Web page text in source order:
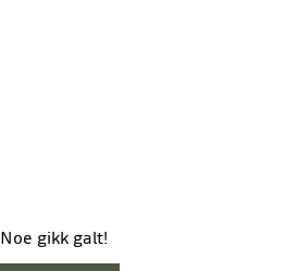
Noe gikk galt!